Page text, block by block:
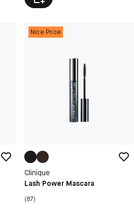
Nice Price
Clinique
Lash Power Mascara
(87)